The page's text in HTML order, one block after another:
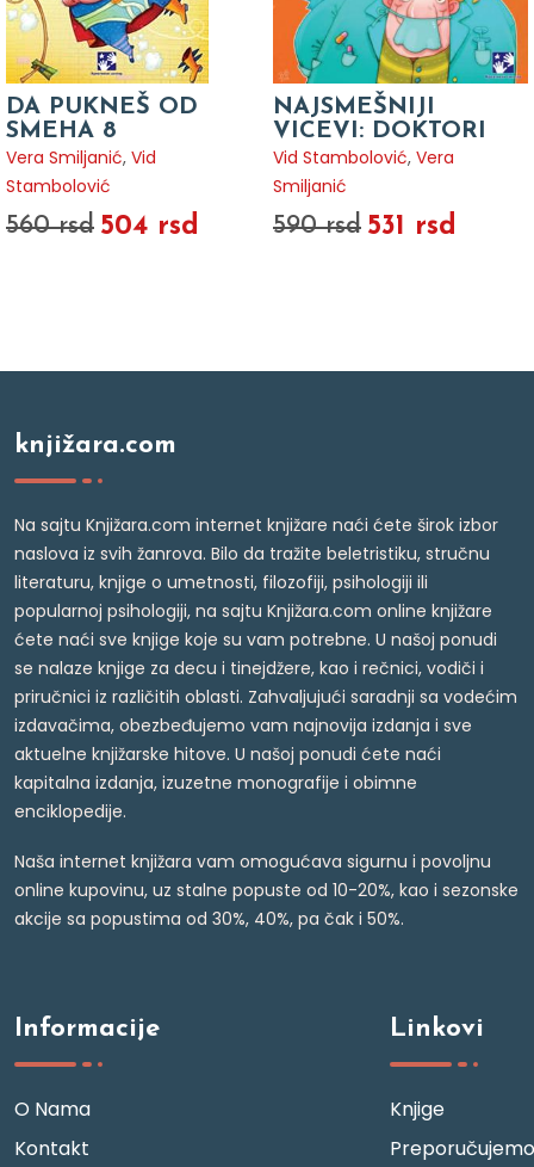
DA PUKNEŠ OD
SMEHA 8
Vera Smiljanić, Vid
Stambolović
560 rsd 504 rsd
NAJSMEŠNIJI
VICEVI: DOKTORI
Vid Stambolović, Vera
Smiljanić
590 rsd 531 rsd
knjižara.com
Na sajtu Knjižara.com internet knjižare naći ćete širok izbor
naslova iz svih žanrova. Bilo da tražite beletristiku, stručnu
literaturu, knjige o umetnosti, filozofiji, psihologiji ili
popularnoj psihologiji, na sajtu Knjižara.com online knjižare
ćete naći sve knjige koje su vam potrebne. U našoj ponudi
se nalaze knjige za decu i tinejdžere, kao i rečnici, vodiči i
priručnici iz različitih oblasti. Zahvaljujući saradnji sa vodećim
izdavačima, obezbeđujemo vam najnovija izdanja i sve
aktuelne knjižarske hitove. U našoj ponudi ćete naći
kapitalna izdanja, izuzetne monografije i obimne
enciklopedije.
Naša internet knjižara vam omogućava sigurnu i povoljnu
online kupovinu, uz stalne popuste od 10-20%, kao i sezonske
akcije sa popustima od 30%, 40%, pa čak i 50%.
Informacije
O Nama
Kontakt
Linkovi
Knjige
Preporučujemo